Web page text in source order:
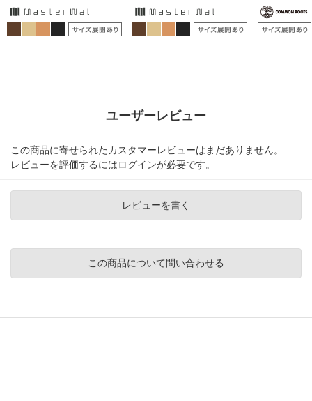
ユーザーレビュー
この商品に寄せられたカスタマーレビューはまだありません。
レビューを評価するにはログインが必要です。
レビューを書く
この商品について問い合わせる